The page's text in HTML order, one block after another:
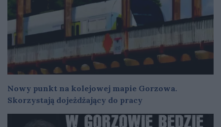
Nowy punkt na kolejowej mapie Gorzowa.
Skorzystają dojeżdżający do pracy